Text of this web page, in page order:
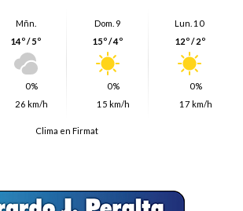
Mñn.
14º / 5º
0%
26 km/h
Dom. 9
15º / 4º
0%
15 km/h
Lun. 10
12º / 2º
0%
17 km/h
Clima en Firmat